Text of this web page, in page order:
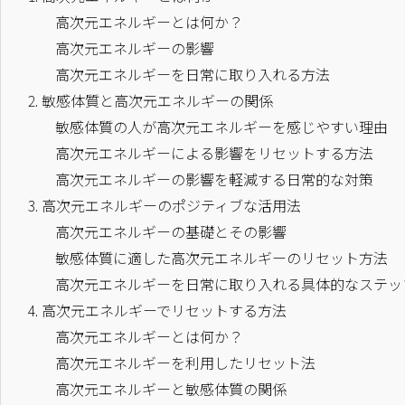
高次元エネルギーとは何か？
高次元エネルギーの影響
高次元エネルギーを日常に取り入れる方法
2. 敏感体質と高次元エネルギーの関係
敏感体質の人が高次元エネルギーを感じやすい理由
高次元エネルギーによる影響をリセットする方法
高次元エネルギーの影響を軽減する日常的な対策
3. 高次元エネルギーのポジティブな活用法
高次元エネルギーの基礎とその影響
敏感体質に適した高次元エネルギーのリセット方法
高次元エネルギーを日常に取り入れる具体的なステ
4. 高次元エネルギーでリセットする方法
高次元エネルギーとは何か？
高次元エネルギーを利用したリセット法
高次元エネルギーと敏感体質の関係